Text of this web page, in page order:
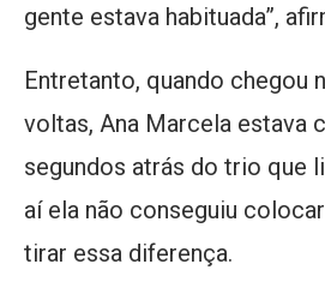
gente estava habituada”,
Entretanto, quando chegou
voltas, Ana Marcela estava
segundos atrás do trio que
aí ela não conseguiu
tirar essa diferença.